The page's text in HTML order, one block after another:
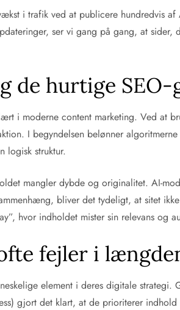
i trafik ved at publicere hundredvis
ser vi gang på gang, at
de hurtige
i moderne content marketing. Ved at
I begyndelsen belønner
logisk struktur.
mangler dybde og originalitet. AI-
bliver det tydeligt, at sitet
hvor indholdet mister sin relevans og
fejler i
element i deres digitale strategi.
gjort det klart, at de prioriterer